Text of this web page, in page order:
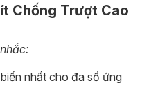
Chống Trượt Cao
nhất cho đa số ứng